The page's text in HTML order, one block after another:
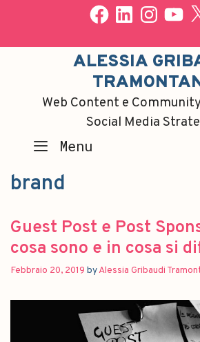
ALESSIA
Web Content e
Social Media
Menu
brand
Guest Post e Post
cosa sono e in cosa si
Febbraio 20, 2019 byAlessia Gribaudi